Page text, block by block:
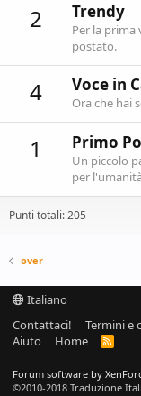
2 Trendy
Per la prima
postato.
4 Voce in
Ora che hai
1 Primo
Un piccolo
per
Punti totali: 205
over
Italiano
Contattaci!
Termini e
Aiuto
Home
R
Forum software by
©2010-2018 Traduzione